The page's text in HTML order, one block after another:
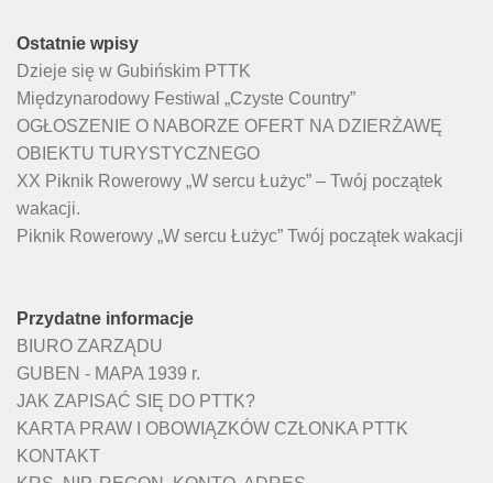
Ostatnie wpisy
Dzieje się w Gubińskim PTTK
Międzynarodowy Festiwal „Czyste Country”
OGŁOSZENIE O NABORZE OFERT NA DZIERŻAWĘ
OBIEKTU TURYSTYCZNEGO
XX Piknik Rowerowy „W sercu Łużyc” – Twój początek
wakacji.
Piknik Rowerowy „W sercu Łużyc” Twój początek wakacji
Przydatne informacje
BIURO ZARZĄDU
GUBEN - MAPA 1939 r.
JAK ZAPISAĆ SIĘ DO PTTK?
KARTA PRAW I OBOWIĄZKÓW CZŁONKA PTTK
KONTAKT